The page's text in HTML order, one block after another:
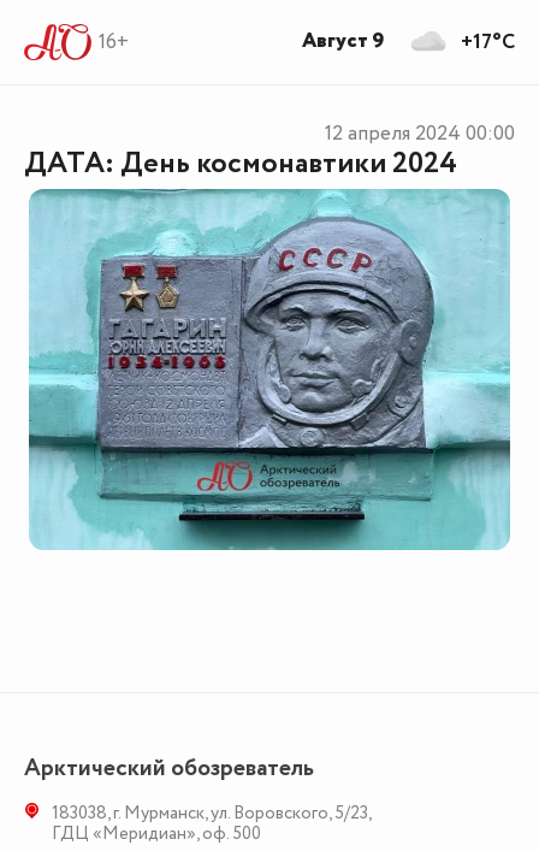
16+
ДАТА: День космонавтики 2024
12 апреля 2024 00:00
Арктический обозреватель
183038,г. Мурманск,ул. Воровского, 5/23,
ГДЦ «Меридиан», оф. 500
+17°C
Август 9